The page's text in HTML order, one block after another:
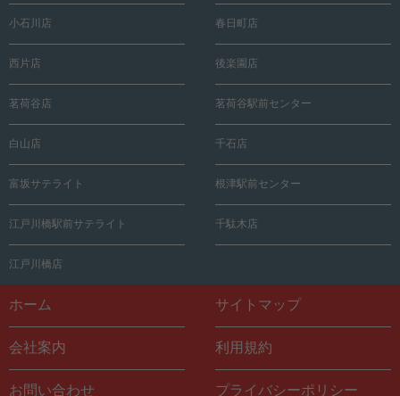
小石川店 春日町店
西片店 後楽園店
茗荷谷店 茗荷谷駅前センター
白山店 千石店
富坂サテライト 根津駅前センター
江戸川橋駅前サテライト 千駄木店
江戸川橋店
ホーム サイトマップ
会社案内 利用規約
お問い合わせ プライバシーポリシー